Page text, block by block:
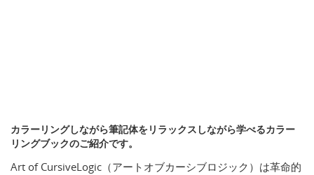
カラーリングしながら筆記体をリラックスしながら学べるカラー
リングブックのご紹介です。
Art of CursiveLogic（アートオブカーシブロジック）は革命的